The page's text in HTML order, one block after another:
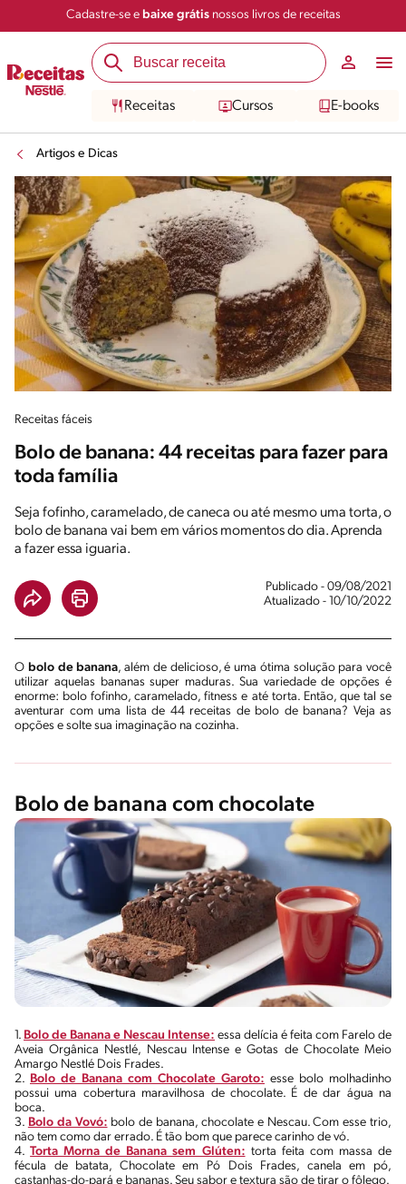
Cadastre-se e baixe grátisnossos livros de receitas
Receitas Cursos E-books
Artigos e Dicas
Receitas fáceis
Bolo de banana: 44 receitas para fazer para
toda família
Seja fofinho, caramelado, de caneca ou até mesmo uma torta, o
bolo de banana vai bem em vários momentos do dia. Aprenda
a fazer essa iguaria.
Publicado - 09/08/2021
Atualizado - 10/10/2022
O bolo de banana, além de delicioso, é uma ótima solução para você
utilizar aquelas bananas super maduras. Sua variedade de opções é
enorme: bolo fofinho, caramelado, fitness e até torta. Então, que tal se
aventurar com uma lista de 44 receitas de bolo de banana? Veja as
opções e solte sua imaginação na cozinha.
Bolo de banana com chocolate
1. Bolo de Banana e Nescau Intense: essa delícia é feita com Farelo de
Aveia Orgânica Nestlé, Nescau Intense e Gotas de Chocolate Meio
Amargo Nestlé Dois Frades.
2. Bolo de Banana com Chocolate Garoto: esse bolo molhadinho
possui uma cobertura maravilhosa de chocolate. É de dar água na
boca.
3. Bolo da Vovó: bolo de banana, chocolate e Nescau. Com esse trio,
não tem como dar errado. É tão bom que parece carinho de vó.
4.Torta Morna de Banana sem Glúten: torta feita com massa de
fécula de batata, Chocolate em Pó Dois Frades, canela em pó,
castanhas-do-pará e bananas. Seu sabor e textura são de tirar o fôlego.